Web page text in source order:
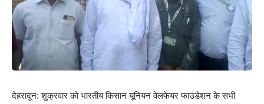
देहरादून: शुक्रवार कोभारतीय किसान यूनियनवेलफेयर फाउंडेशन के सभी